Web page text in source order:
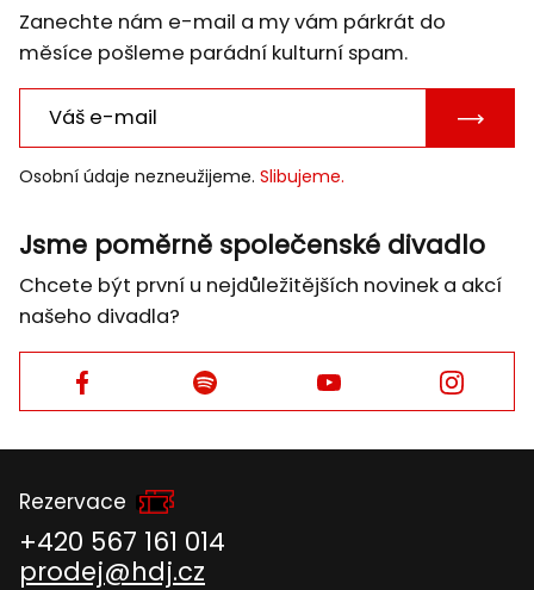
Zanechte nám e-mail a my vám párkrát do
měsíce pošleme parádní kulturní spam.
E-
Osobní údaje nezneužijeme. Slibujeme.
Jsme poměrně společenské divadlo
Chcete být první u nejdůležitějších novinek a akcí
našeho divadla?
Facebook Facebook Facebook Facebook
Rezervace
+420 567 161 014
prodej@hdj.cz